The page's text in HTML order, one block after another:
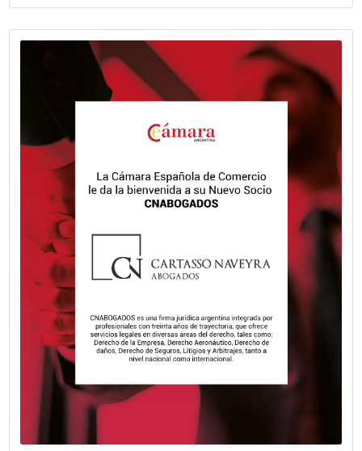
Fecha publicación: 21-05-2026
La Cámara Española de Comercio le
bienvenida a su nuevo socio, CABIFY.
Movilidad eficiente con sello español.
VER MÁS